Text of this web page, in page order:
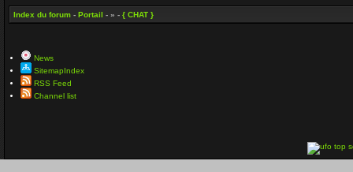
Index du forum - Portail - » - { CHAT }
News
SitemapIndex
RSS Feed
Channel list